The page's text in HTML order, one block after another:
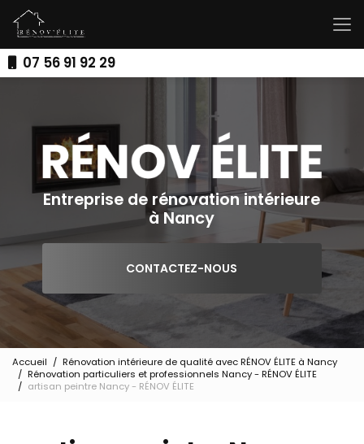
au
contenu
principal07 56 91 92 29
Entreprise de rénovation intérieure
à Nancy
CONTACTEZ-NOUS
Accueil
Rénovation intérieure de qualité avec RÉNOV ÉLITE à Nancy
Rénovation particuliers et professionnels Nancy - RÉNOV ÉLITE
artisan peintre Nancy - RÉNOV ÉLITE